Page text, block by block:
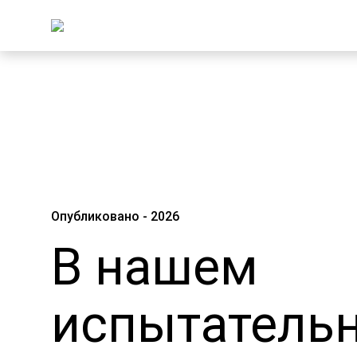
Опубликовано - 2026
В нашем